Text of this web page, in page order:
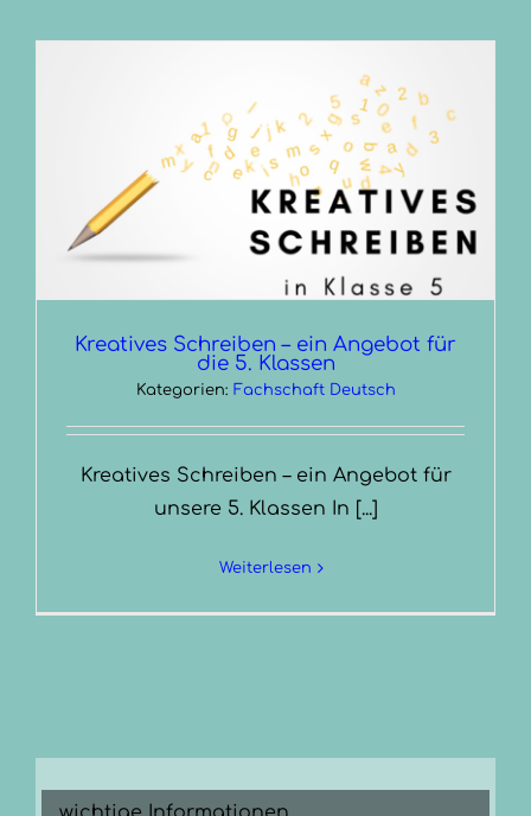
Kreatives Schreiben – ein Angebot für
die 5. Klassen
Kategorien: Fachschaft Deutsch
Kreatives Schreiben – ein Angebot für
unsere 5. Klassen In [...]
Weiterlesen